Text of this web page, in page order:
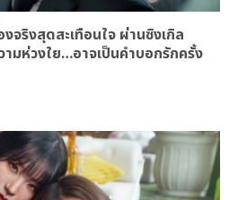
จริงสุดสะเทือนใจ ผ่านซิงเกิล
ามห่วงใย…อาจเป็นคำบอกรักครั้ง